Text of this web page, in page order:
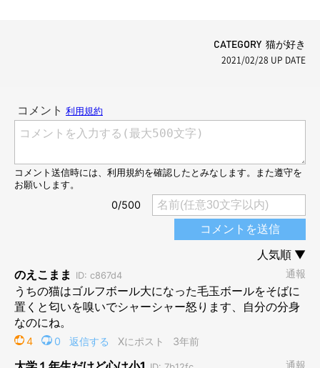
CATEGORY 猫が好き
2021/02/28 UP DATE